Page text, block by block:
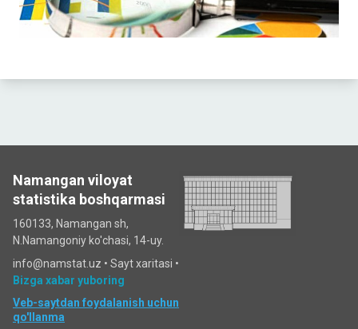
Namangan viloyat
statistika boshqarmasi
160133, Namangan sh,
N.Namangoniy ko'chasi, 14-uy.
info@namstat.uz • Sayt xaritasi •
Bizga xabar yuboring
Veb-saytdan foydalanish uchun
qo'llanma